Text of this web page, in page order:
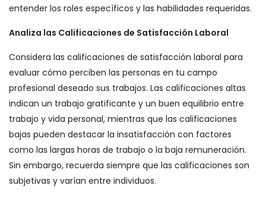
entender los roles específicos y las habilidades requeridas.
Analiza las Calificaciones de Satisfacción Laboral
Considera las calificaciones de satisfacción laboral para
evaluar cómo perciben las personas en tu campo
profesional deseado sus trabajos. Las calificaciones altas
indican un trabajo gratificante y un buen equilibrio entre
trabajo y vida personal, mientras que las calificaciones
bajas pueden destacar la insatisfacción con factores
como las largas horas de trabajo o la baja remuneración.
Sin embargo, recuerda siempre que las calificaciones son
subjetivas y varían entre individuos.